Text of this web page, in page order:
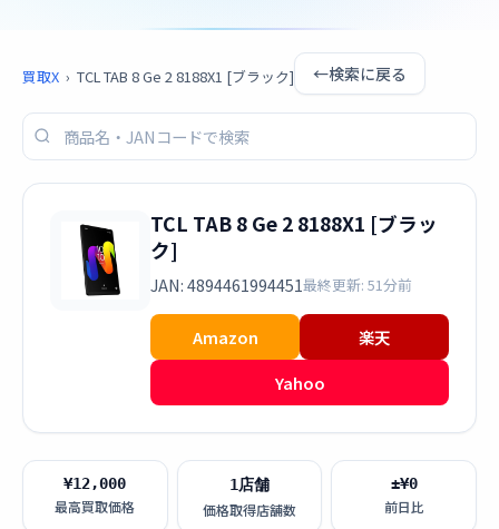
買取X › TCL TAB 8 Ge 2 8188X1 [ブラック] ←検索に戻る
TCL TAB 8 Ge 2 8188X1 [ブラッ
ク]
JAN: 4894461994451最終更新: 51分前
Amazon
楽天
Yahoo
¥12,000
最高買取価格
1店舗
価格取得店舗数
±¥0
前日比